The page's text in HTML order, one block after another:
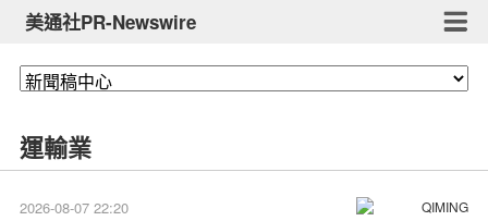
美通社PR-Newswire
運輸業
2026-08-07 22:20